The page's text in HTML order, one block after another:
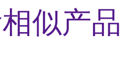
似产品